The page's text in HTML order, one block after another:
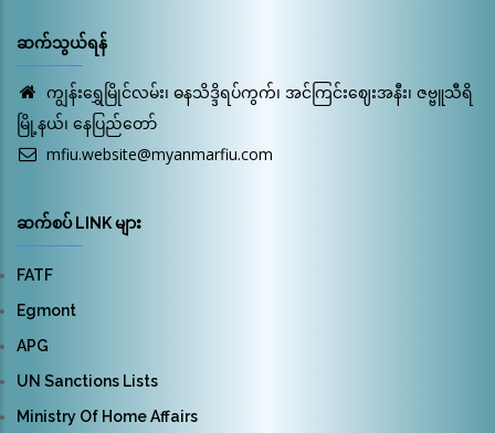
ဆက်သွယ်ရန်
ကျွန်းရွှေမြိုင်လမ်း၊ ဓနသိဒ္ဒိရပ်ကွက်၊ အင်ကြင်းဈေးအနီး၊ ဇဗ္ဗူသီရိ
မြို့နယ်၊ နေပြည်တော်
mfiu.website@myanmarfiu.com
ဆက်စပ် LINK များ
FATF
Egmont
APG
UN Sanctions Lists
Ministry Of Home Affairs